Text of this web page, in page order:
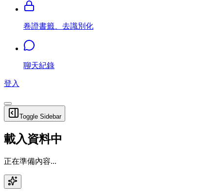
卷證書籤、去識別化
聊天紀錄
登入
Toggle Sidebar
載入資料中
正在準備內容...